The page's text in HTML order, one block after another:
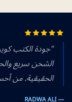
"جودة الكتب
الشحن سريع
الحقيقية. من